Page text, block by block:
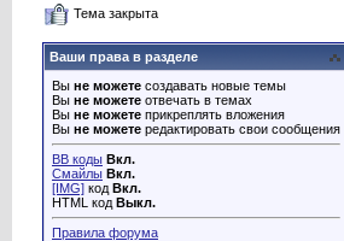
Тема закрыта
Ваши права в разделе
Вы не можете создавать новые темы
Вы не можете отвечать в темах
Вы не можете прикреплять вложения
Вы не можете редактировать свои сообщения
BB коды Вкл.
Смайлы Вкл.
[IMG] код Вкл.
HTML код Выкл.
Правила форума